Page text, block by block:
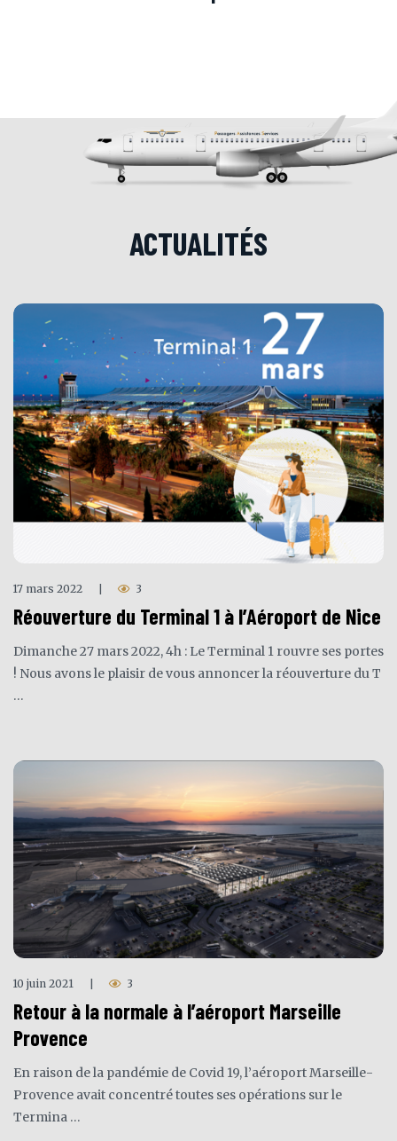
ACTUALITÉS
17 mars 2022 3
Réouverture du Terminal 1 à l’Aéroport de Nice
Dimanche 27 mars 2022, 4h : Le Terminal 1 rouvre ses portes
! Nous avons le plaisir de vous annoncer la réouverture du T
…
10 juin 2021 3
Retour à la normale à l’aéroport Marseille
Provence
En raison de la pandémie de Covid 19, l’aéroport Marseille-
Provence avait concentré toutes ses opérations sur le
Termina …